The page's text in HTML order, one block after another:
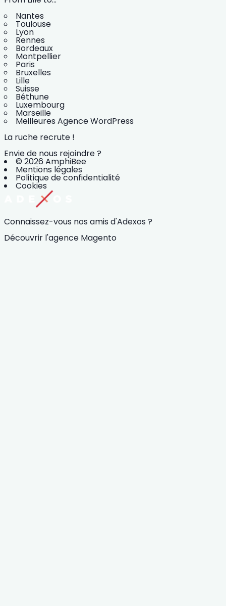
Nantes
Toulouse
Lyon
Rennes
Bordeaux
Montpellier
Paris
Bruxelles
Lille
Suisse
Béthune
Luxembourg
Marseille
Meilleures Agence WordPress
La ruche recrute !
Envie de nous rejoindre ?
© 2026 AmphiBee
Mentions légales
Politique de confidentialité
Cookies
Connaissez-vous nos amis d'Adexos ?
Découvrir l'agence Magento